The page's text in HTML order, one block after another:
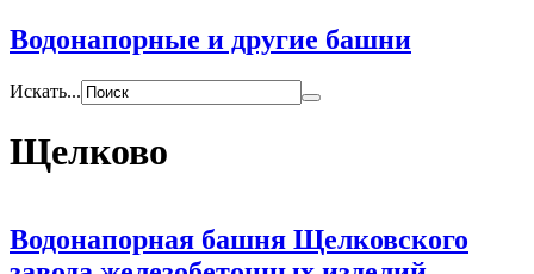
Водонапорные и другие башни
Искать...
Щелково
Водонапорная башня Щелковского